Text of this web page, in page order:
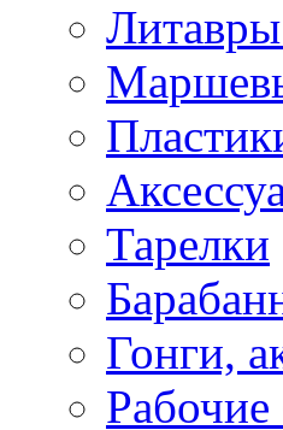
Тарелки
Гонги,